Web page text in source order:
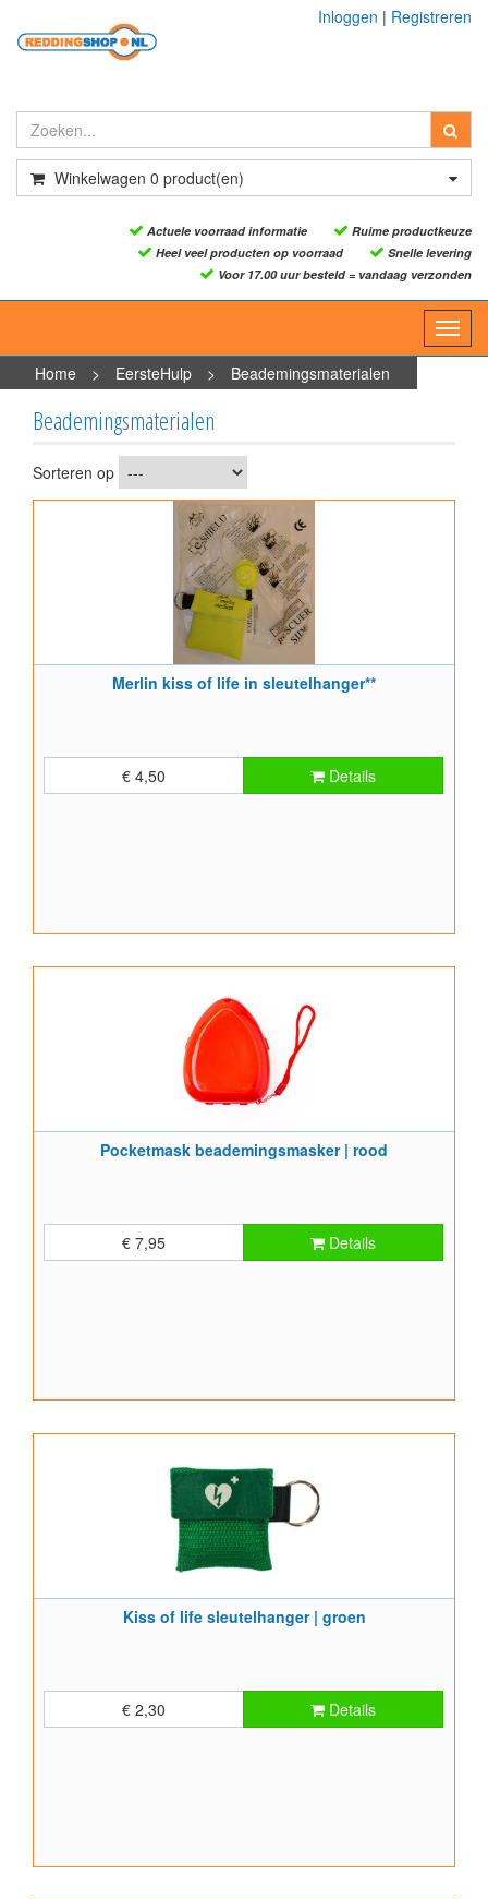
Inloggen | Registreren
Winkelwagen 0 product(en)
Actuele voorraad informatie
Ruime productkeuze
Heel veel producten op voorraad
Snelle levering
Voor 17.00 uur besteld = vandaag verzonden
Home
> EersteHulp > Beademingsmaterialen
Beademingsmaterialen
Sorteren op
Merlin kiss of life in sleutelhanger**
€ 4,50 Details
Pocketmask beademingsmasker | rood
€ 7,95 Details
Kiss of life sleutelhanger | groen
€ 2,30 Details